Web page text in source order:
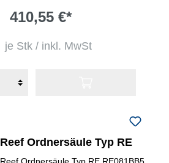
410,55 €*
je Stk / inkl. MwSt
Reef Ordnersäule Typ RE